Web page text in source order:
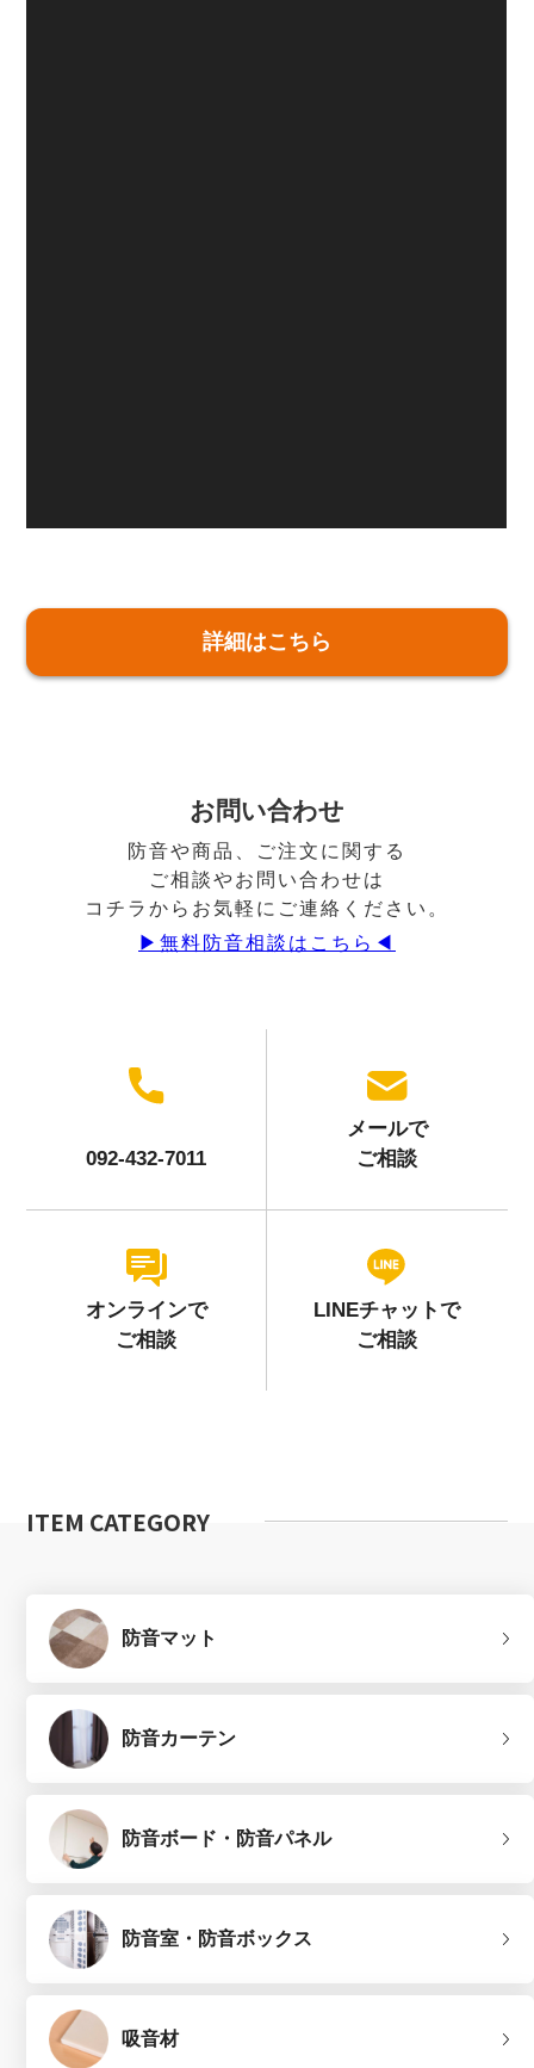
詳細はこちら
お問い合わせ
防音や商品、ご注文に関する
ご相談やお問い合わせは
コチラからお気軽にご連絡ください。
▶︎無料防音相談はこちら◀︎
092-432-7011
メールで
ご相談
オンラインで
ご相談
LINEチャットで
ご相談
ITEM CATEGORY
防音マット
防音カーテン
防音ボード・防音パネル
防音室・防音ボックス
吸音材